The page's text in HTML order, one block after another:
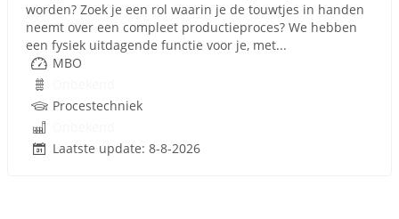
worden? Zoek je een rol waarin je de touwtjes in handen
neemt over een compleet productieproces? We hebben
een fysiek uitdagende functie voor je, met...
MBO
Procestechniek
Laatste update: 8-8-2026